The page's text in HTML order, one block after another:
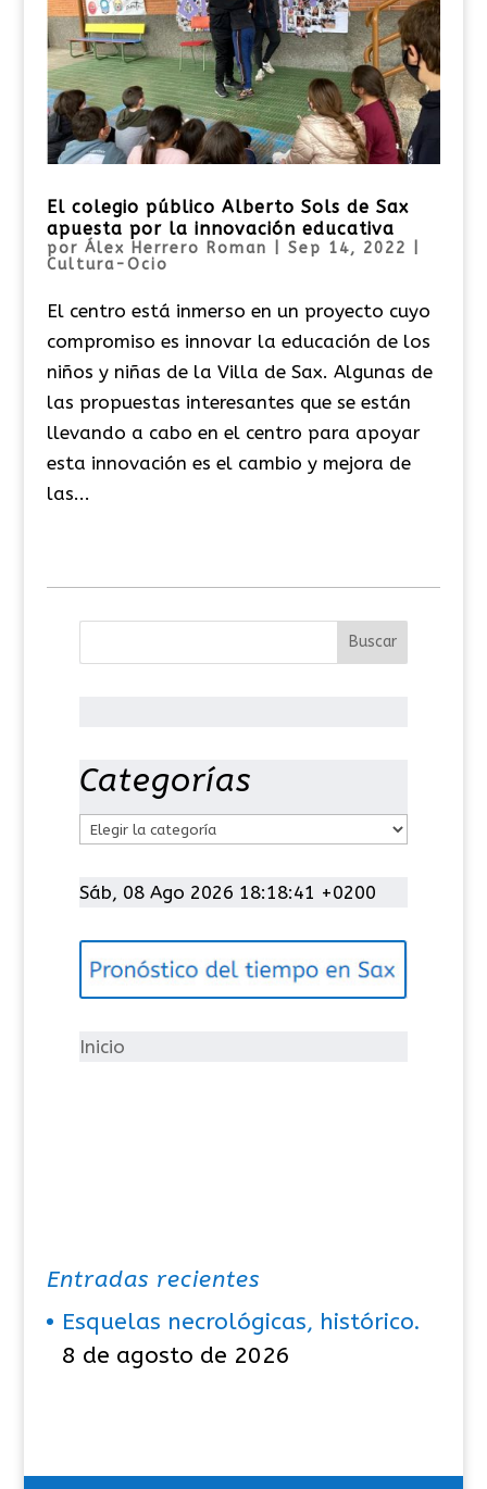
El colegio público Alberto Sols de Sax
apuesta por la innovación educativa
por Álex Herrero Roman Sep 14, 2022
Cultura-Ocio
El centro está inmerso en un proyecto cuyo
compromiso es innovar la educación de los
niños y niñas de la Villa de Sax. Algunas de
las propuestas interesantes que se están
llevando a cabo en el centro para apoyar
esta innovación es el cambio y mejora de
las...
Categorías
t
g
í
Sáb, 08 Ago 2026 18:18:42 +0200
Inicio
Entradas recientes
Esquelas necrológicas, histórico.
8 de agosto de 2026